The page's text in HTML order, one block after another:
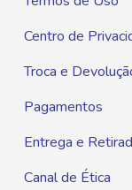
Centro de
Troca e
Pagamentos
Entrega e
Canal de Ética